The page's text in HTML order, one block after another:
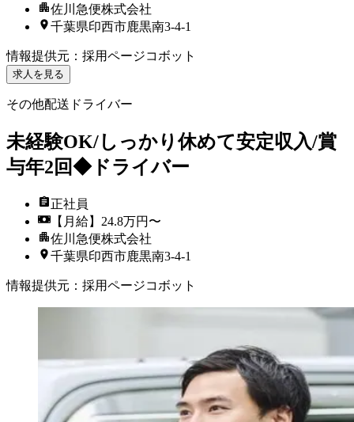
佐川急便株式会社
千葉県印西市鹿黒南3-4-1
情報提供元 ： 採用ページコボット
求人を見る
その他配送ドライバー
未経験OK/しっかり休めて安定収入/賞
与年2回◆ドライバー
正社員
【月給】24.8万円〜
佐川急便株式会社
千葉県印西市鹿黒南3-4-1
情報提供元 ： 採用ページコボット